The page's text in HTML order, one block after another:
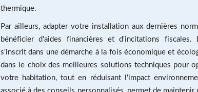
thermique.
Par ailleurs, adapter votre installation aux dernières
bénéficier d'aides financières et d'incitations
s'inscrit dans une démarche à la fois économique et
dans le choix des meilleures solutions techniques pour
votre habitation, tout en réduisant l'impact
associé à des conseils personnalisés, permet de maintenir